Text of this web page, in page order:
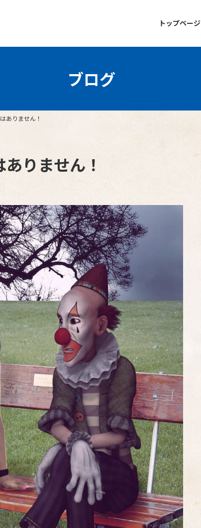
トップページ
ブログ
ありません！
りません！